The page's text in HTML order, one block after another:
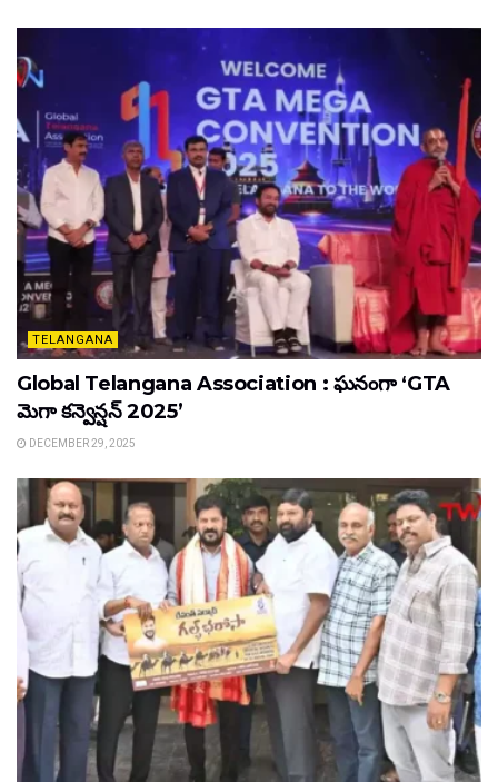
TELANGANA
Global Telangana Association : ఘనంగా ‘GTA
మెగా కన్వెన్షన్ 2025’
DECEMBER 29, 2025